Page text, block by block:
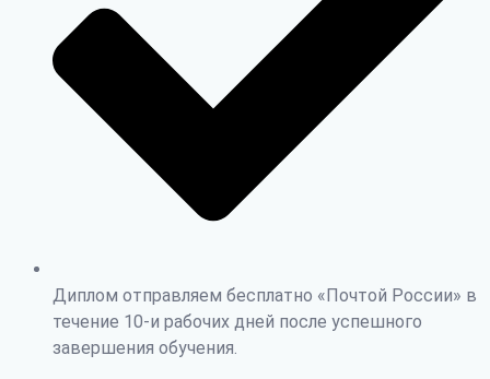
Диплом отправляем бесплатно «Почтой России» в
течение 10-и рабочих дней после успешного
завершения обучения.